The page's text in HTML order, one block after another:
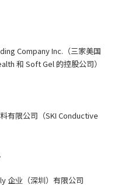
Company Inc.（三家美国
和 Soft Gel 的控股公司）
有限公司（SKI Conductive
企业（深圳）有限公司